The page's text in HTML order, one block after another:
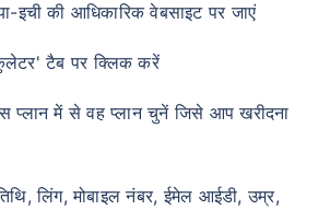
इची की आधिकारिक वेबसाइट पर जाएं
टैब पर क्लिक करें
प्लान में से वह प्लान चुनें जिसे आप खरीदना
लिंग, मोबाइल नंबर, ईमेल आईडी, उम्र,